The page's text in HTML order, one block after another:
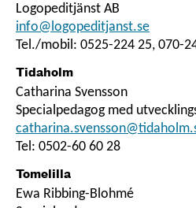
Logopeditjänst AB
info@logopeditjanst.se
Tel./mobil: 0525-224 25, 070-
Tidaholm
Catharina Svensson
Specialpedagog med
Tel: 0502-60 60 28
Tomelilla
Ewa Ribbing-Blohmé